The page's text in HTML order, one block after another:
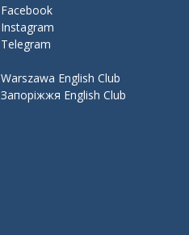
Facebook
Instagram
Telegram
Warszawa English Club
Запоріжжя English Club